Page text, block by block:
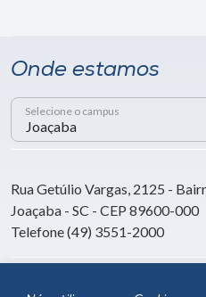
Onde estamos
Selecione o campus
Rua Getúlio Vargas, 2125 -
Joaçaba - SC - CEP 89600-000
Telefone (49) 3551-2000
Siga a Unoesc